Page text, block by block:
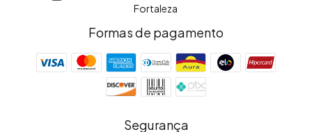
Fortaleza
Formas de pagamento
Segurança